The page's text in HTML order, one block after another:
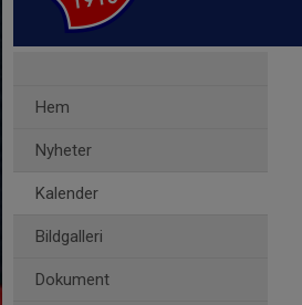
Hem
Nyheter
Kalender
Bildgalleri
Dokument